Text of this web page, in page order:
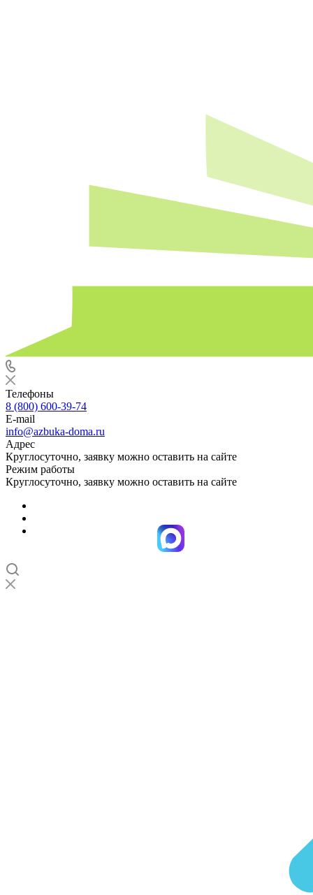
Телефоны
8 (800) 600-39-74
E-mail
info@azbuka-doma.ru
Адрес
Круглосуточно, заявку можно оставить на сайте
Режим работы
Круглосуточно, заявку можно оставить на сайте